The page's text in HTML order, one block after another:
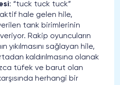
: “tuck tuck tuck”
aktif hale gelen hile,
tank birimlerinin
Rakip oyuncuların
yıkılmasını sağlayan hile,
kaldırılmasına olanak
tüfek ve barut olan
herhangi bir